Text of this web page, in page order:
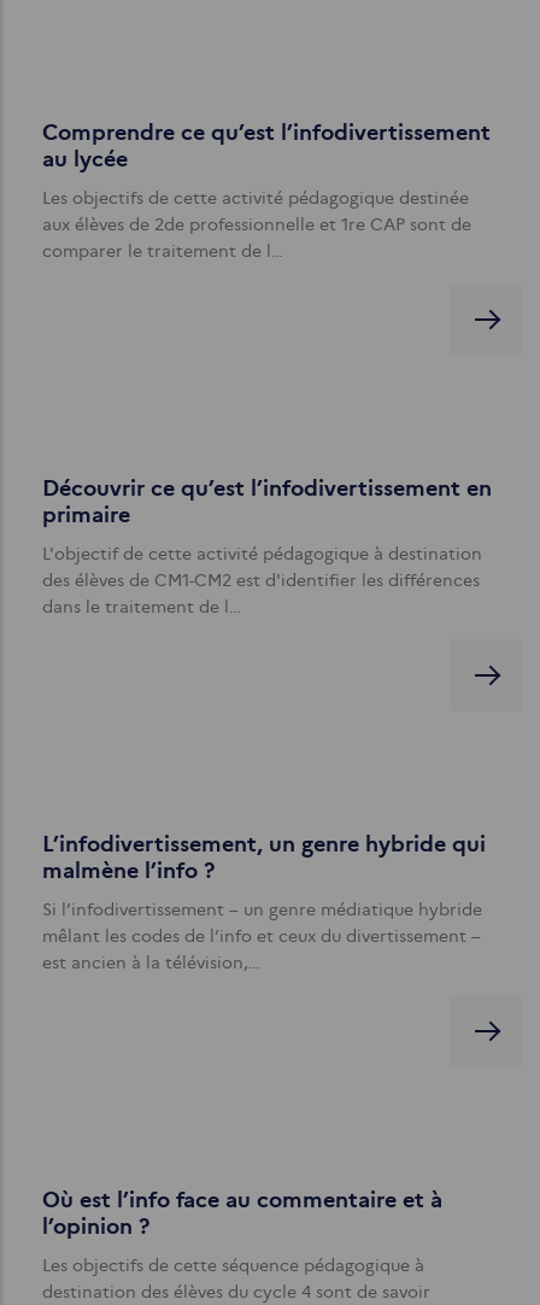
Comprendre ce qu’est l’infodivertissement
au lycée
Les objectifs de cette activité pédagogique destinée
aux élèves de 2de professionnelle et 1re CAP sont de
comparer le traitement de l…
Découvrir ce qu’est l’infodivertissement en
primaire
L'objectif de cette activité pédagogique à destination
des élèves de CM1-CM2 est d'identifier les différences
dans le traitement de l…
L’infodivertissement, un genre hybride qui
malmène l’info ?
Si l’infodivertissement – un genre médiatique hybride
mêlant les codes de l’info et ceux du divertissement –
est ancien à la télévision,…
Où est l’info face au commentaire et à
l’opinion ?
Les objectifs de cette séquence pédagogique à
destination des élèves du cycle 4 sont de savoir